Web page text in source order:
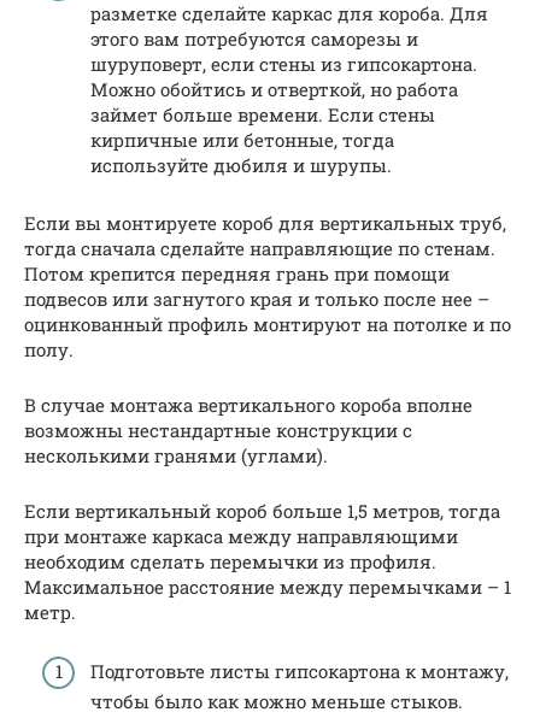
разметке сделайте каркас для короба. Для
этого вам потребуются саморезы и
шуруповерт, если стены из гипсокартона.
Можно обойтись и отверткой, но работа
займет больше времени. Если стены
кирпичные или бетонные, тогда
используйте дюбиля и шурупы.
Если вы монтируете короб для вертикальных труб,
тогда сначала сделайте направляющие по стенам.
Потом крепится передняя грань при помощи
подвесов или загнутого края и только после нее –
оцинкованный профиль монтируют на потолке и по
полу.
В случае монтажа вертикального короба вполне
возможны нестандартные конструкции с
несколькими гранями (углами).
Если вертикальный короб больше 1,5 метров, тогда
при монтаже каркаса между направляющими
необходим сделать перемычки из профиля.
Максимальное расстояние между перемычками – 1
метр.
Подготовьте листы гипсокартона к монтажу,
чтобы было как можно меньше стыков.